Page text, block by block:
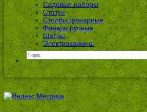
Садовые наборы
Статуи
Столбы фонарные
Фонари ручные
Шатры
Электрокамины